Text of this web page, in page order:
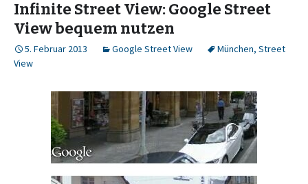
Infinite Street View: Google Street
View bequem nutzen
5. Februar 2013 Google Street View München, Street
View